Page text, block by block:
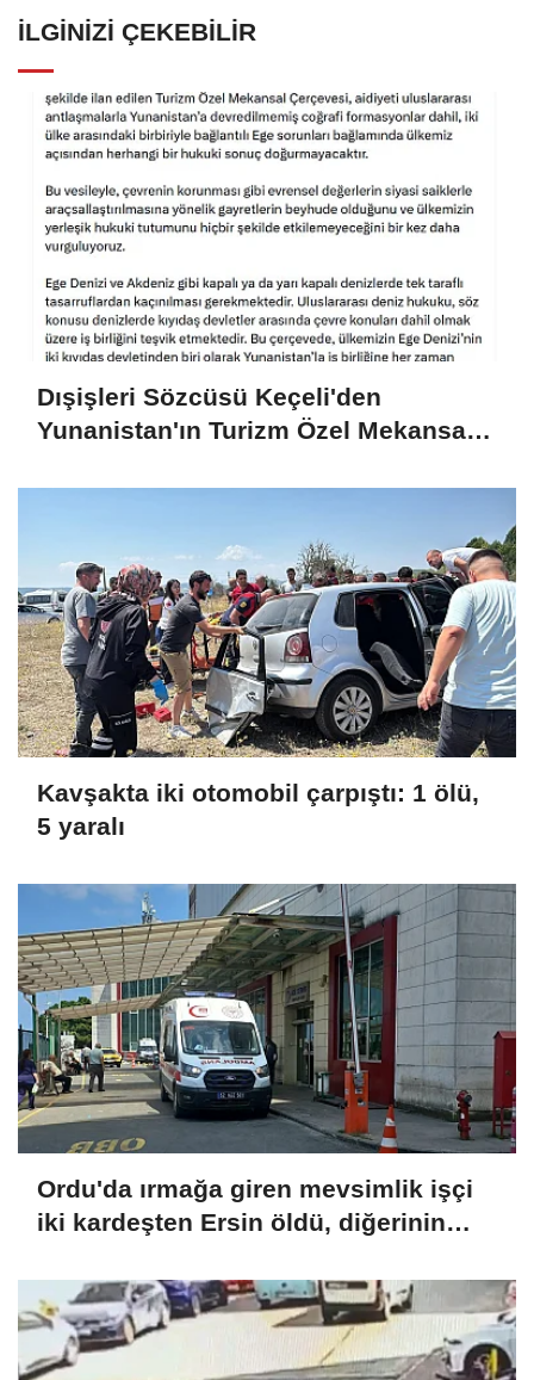
İLGINIZI ÇEKEBILIR
Dışişleri Sözcüsü Keçeli'den
Yunanistan'ın Turizm Özel Mekansal
Kavşakta iki otomobil çarpıştı: 1 ölü,
5 yaralı
Ordu'da ırmağa giren mevsimlik işçi
iki kardeşten Ersin öldü, diğerinin